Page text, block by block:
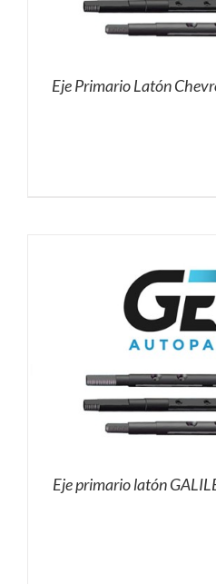
Eje Primario Latón
Eje primario latón